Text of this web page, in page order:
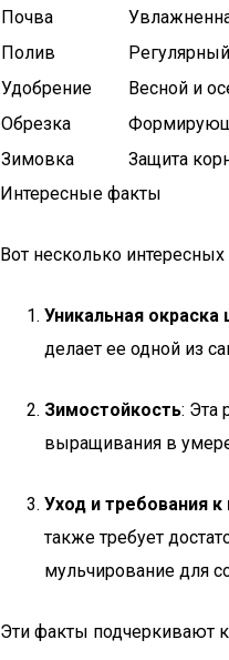
Почва
Полив
Удобрение
Весной и
Обрезка
Зимовка
Защита
Интересные факты
Вот несколько
Уникальная окраска
делает ее одной из
Зимостойкость: Эта
выращивания в
Уход и требования к
также требует
мульчирование для
Эти факты подчеркивают